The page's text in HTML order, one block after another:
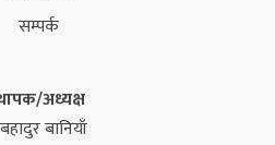
सम्पर्क
अध्यक्ष
बानियाँ